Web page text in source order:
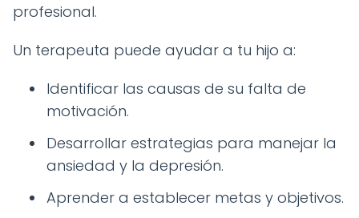
profesional.
Un terapeuta puede ayudar a tu hijo a:
Identificar las causas de su falta de
motivación.
Desarrollar estrategias para manejar la
ansiedad y la depresión.
Aprender a establecer metas y objetivos.